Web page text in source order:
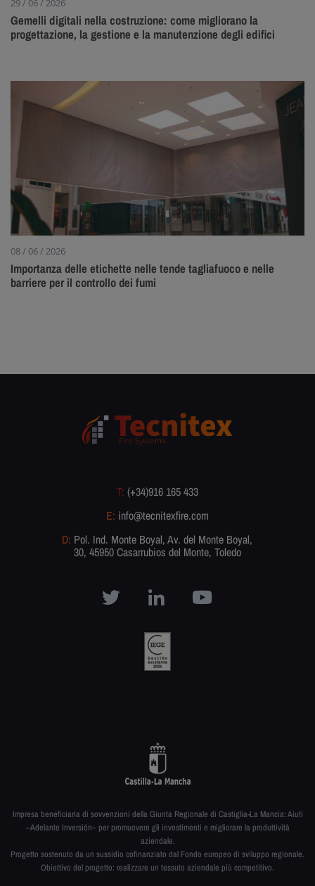
29 / 06 / 2026
Gemelli digitali nella costruzione: come migliorano la
progettazione, la gestione e la manutenzione degli edifici
08 / 06 / 2026
Importanza delle etichette nelle tende tagliafuoco e nelle
barriere per il controllo dei fumi
T: (+34)916 165 433
E: info@tecnitexfire.com
D: Pol. Ind. Monte Boyal, Av. del Monte Boyal,
30, 45950 Casarrubios del Monte, Toledo
Impresa beneficiaria di sovvenzioni della Giunta Regionale di Castiglia-La Mancia: Aiuti
–Adelante Inversión– per promuovere gli investimenti e migliorare la produttività
aziendale.
Progetto sostenuto da un sussidio cofinanziato dal Fondo europeo di sviluppo regionale.
Obiettivo del progetto: realizzare un tessuto aziendale più competitivo.